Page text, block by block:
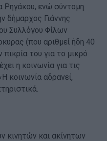
Ρηγάκου, ενώ σύντομη
δήμαρχος Γιάννης
Συλλόγου Φίλων
(που αριθμεί ήδη 40
του για το μικρό
η κοινωνία για τις
κοινωνία αδρανεί,
κινητών και ακίνητων